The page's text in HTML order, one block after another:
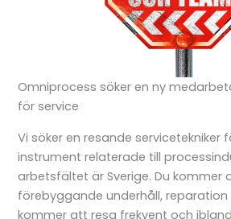
Omniprocess söker en ny
för service
Vi söker en resande servicetekniker
instrument relaterade till
arbetsfältet är Sverige. Du kommer
förebyggande underhåll, reparation
kommer att resa frekvent och